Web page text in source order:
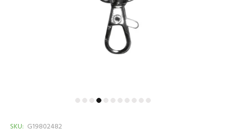
SKU: G19802482